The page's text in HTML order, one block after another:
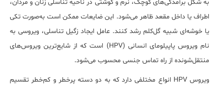
به شکل برآمدگی‌های کوچک، نرم و گوشتی در ناحیه تناسلی زنان و مردان،
اطراف یا داخل مقعد ظاهر می‌شود. این ضایعات ممکن است به‌صورت تکی
یا خوشه‌ای شبیه گل‌کلم رشد کنند. عامل ایجاد زگیل تناسلی، ویروسی به
نام ویروس پاپیلومای انسانی (HPV) است که از شایع‌ترین ویروس‌های
منتقل‌شونده از راه تماس جنسی محسوب می‌شود.
ویروس HPV انواع مختلفی دارد که به دو دسته پرخطر و کم‌خطر تقسیم